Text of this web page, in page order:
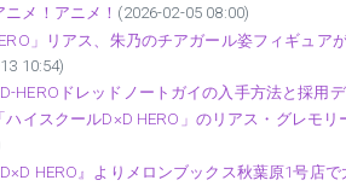
メ！アニメ！ (2026-02-05 08:00)
」リアス、朱乃のチアガール姿フィギュ
10:54)
HEROドレッドノートガイの入手方法と採用
ハイスクールD×D HERO」のリアス・グレモ
HERO』よりメロンブックス秋葉原1号店